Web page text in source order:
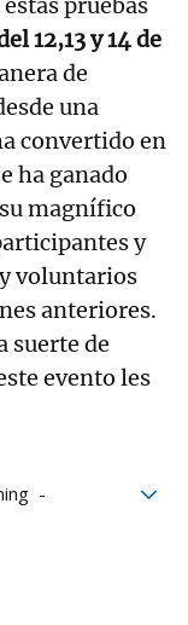
pruebas
12,13 y 14 de
de
una
convertido en
ha ganado
magnífico
y
voluntarios
anteriores.
suerte de
evento les